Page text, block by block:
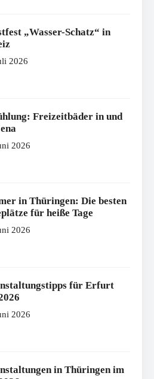
„Wasser-Schatz“ in
2026
Freizeitbäder in und
2026
in Thüringen: Die besten
für heiße Tage
2026
für Erfurt
2026
in Thüringen im